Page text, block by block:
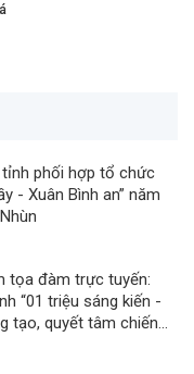
phối hợp tổ chức
- Xuân Bình an” năm
tọa đàm trực tuyến:
“01 triệu sáng kiến -
tạo, quyết tâm chiến